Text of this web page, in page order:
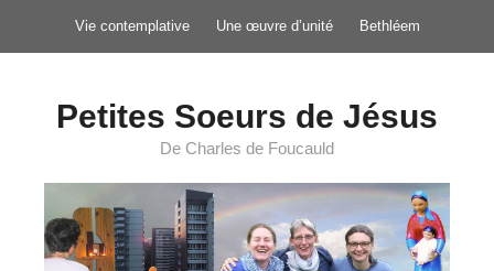
Vie contemplative Une œuvre d’unité Bethléem
Petites Soeurs de Jésus
De Charles de Foucauld